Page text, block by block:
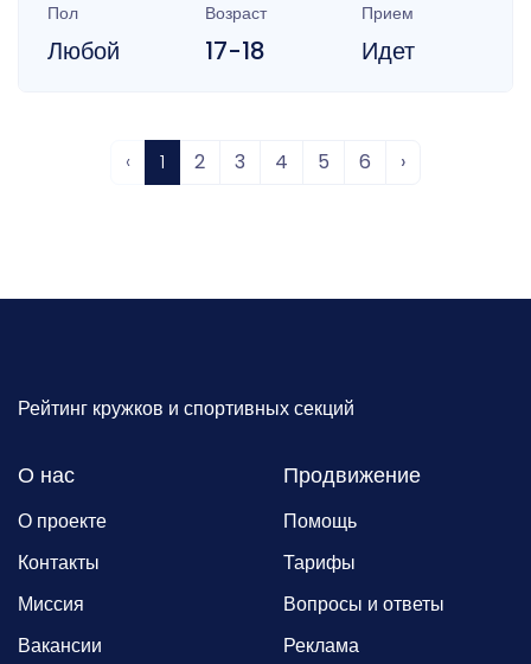
Пол
Любой
Возраст
17-18
Прием
Идет
‹ 1 2 3 4 5 6 ›
Рейтинг кружков и спортивных секций
О нас
О проекте
Контакты
Миссия
Вакансии
Продвижение
Помощь
Тарифы
Вопросы и ответы
Реклама